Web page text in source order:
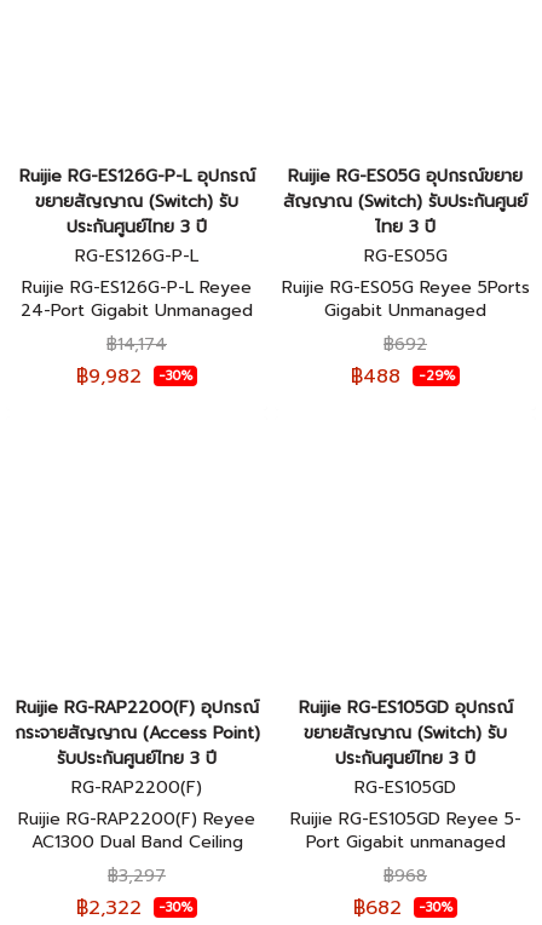
Ruijie RG-ES126G-P-L อุปกรณ์
ขยายสัญญาณ (Switch) รับ
ประกันศูนย์ไทย 3 ปี
RG-ES126G-P-L
Ruijie RG-ES126G-P-L Reyee
24-Port Gigabit Unmanaged
Switch, 24 Gigabit RJ45 ports,
2 SFP ports(สวิตซ์) ของแท้รับ
ประกันศูนย์ไทย 3 ปี
฿14,174
฿9,982 -30%
Ruijie RG-ES05G อุปกรณ์ขยาย
สัญญาณ (Switch) รับประกันศูนย์
ไทย 3 ปี
RG-ES05G
Ruijie RG-ES05G Reyee 5Ports
Gigabit Unmanaged
Switch(สวิตซ์) ของแท้รับประกัน
ศูนย์ไทย 3 ปี
฿692
฿488 -29%
Ruijie RG-RAP2200(F) อุปกรณ์
กระจายสัญญาณ (Access Point)
รับประกันศูนย์ไทย 3 ปี
RG-RAP2200(F)
Ruijie RG-RAP2200(F) Reyee
AC1300 Dual Band Ceiling
Mount Access Point (อุปกรณ์
กระจายสัญญาณ) ของแท้รับ
ประกันศูนย์ไทย 3 ปี
฿3,297
฿2,322 -30%
Ruijie RG-ES105GD อุปกรณ์
ขยายสัญญาณ (Switch) รับ
ประกันศูนย์ไทย 3 ปี
RG-ES105GD
Ruijie RG-ES105GD Reyee 5-
Port Gigabit unmanaged
Switch, 5 Gigabit RJ45 Ports
,Steel Case (สวิตซ์) ของแท้รับ
ประกันศูนย์ไทย 3 ปี
฿968
฿682 -30%